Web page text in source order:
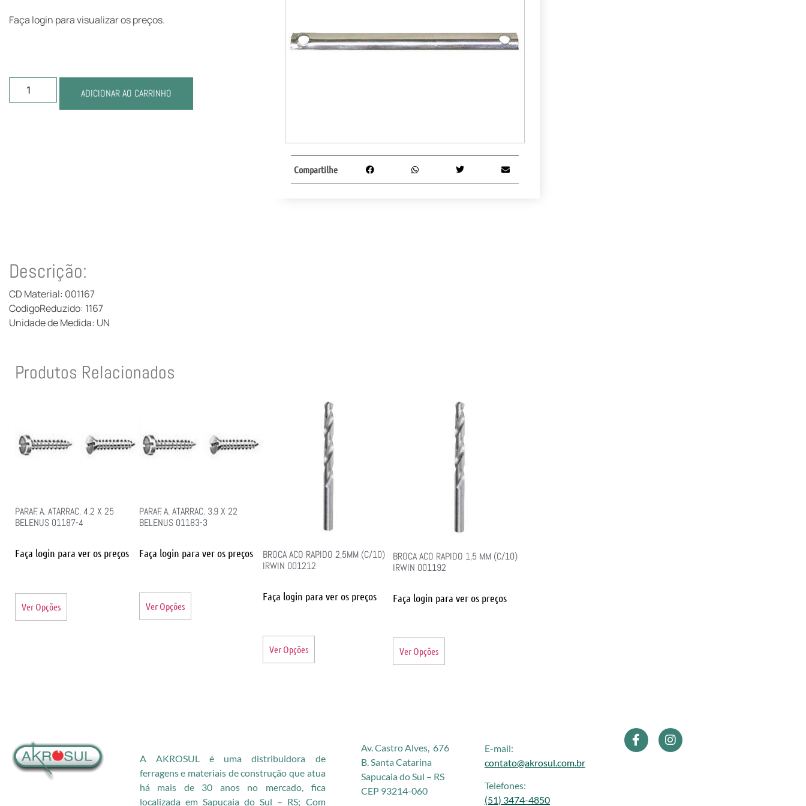
Faça login para visualizar os preços.
ADICIONAR AO CARRINHO
Compartilhe
Descrição:
CD Material: 001167
CodigoReduzido: 1167
Unidade de Medida: UN
Produtos Relacionados
PARAF. A. ATARRAC. 4.2 X 25
BELENUS 01187-4
Faça login para ver os preços
Ver Opções
PARAF. A. ATARRAC. 3.9 X 22
BELENUS 01183-3
Faça login para ver os preços
Ver Opções
BROCA ACO RAPIDO 2,5MM (C/10)
IRWIN 001212
Faça login para ver os preços
Ver Opções
BROCA ACO RAPIDO 1,5 MM (C/10)
IRWIN 001192
Faça login para ver os preços
Ver Opções
A AKROSUL é uma distribuidora de
ferragens e materiais de construção que atua
há mais de 30 anos no mercado, fica
localizada em Sapucaia do Sul – RS; Com
Av. Castro Alves, 676
B. Santa Catarina
Sapucaia do Sul – RS
CEP 93214-060
E-mail:
contato@akrosul.com.br
Telefones:
(51) 3474-4850